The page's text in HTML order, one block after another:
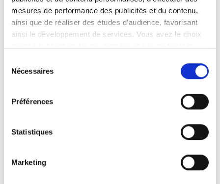
mesures de performance des publicités et du contenu,
ainsi que de réaliser des études d’audience, favorisant
ainsi le développement de services. Vous avez le choix
tout moment en consultant la Déclaration relative aux
cookies ou en cliquant sur l'icône de confidentialité.
Si vous le permettez, nous aimerions également :
géographique qui peuvent être précises à plusieurs
Identifier votre appareil en l'analysant activement
pour en relever les caractéristiques spécifiques
Nécessaires
Préférences
Statistiques
Marketing